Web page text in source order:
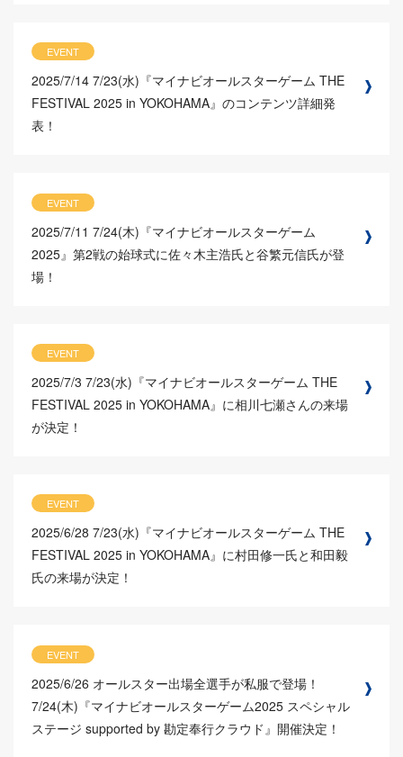
EVENT
2025/7/14 7/23(水)『マイナビオールスターゲーム THE
FESTIVAL 2025 in YOKOHAMA』のコンテンツ詳細発
表！
EVENT
2025/7/11 7/24(木)『マイナビオールスターゲーム
2025』第2戦の始球式に佐々木主浩氏と谷繁元信氏が登
場！
EVENT
2025/7/3 7/23(水)『マイナビオールスターゲーム THE
FESTIVAL 2025 in YOKOHAMA』に相川七瀬さんの来場
が決定！
EVENT
2025/6/28 7/23(水)『マイナビオールスターゲーム THE
FESTIVAL 2025 in YOKOHAMA』に村田修一氏と和田毅
氏の来場が決定！
EVENT
2025/6/26 オールスター出場全選手が私服で登場！
7/24(木)『マイナビオールスターゲーム2025 スペシャル
ステージ supported by 勘定奉行クラウド』開催決定！